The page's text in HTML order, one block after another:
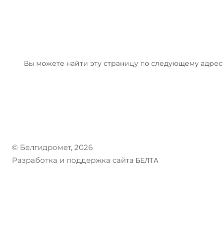
Вы можете найти эту страницу по следующему
© Белгидромет, 2026
Разработка и поддержка сайта БЕЛТА